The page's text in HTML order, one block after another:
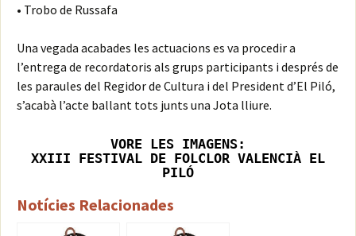
• Trobo de Russafa
Una vegada acabades les actuacions es va procedir a
l’entrega de recordatoris als grups participants i després de
les paraules del Regidor de Cultura i del President d’El Piló,
s’acabà l’acte ballant tots junts una Jota lliure.
VORE LES IMAGENS:
XXIII FESTIVAL DE FOLCLOR VALENCIÀ EL
PILÓ
Notícies Relacionades